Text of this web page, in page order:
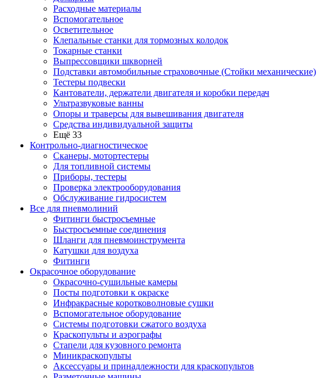
Расходные материалы
Вспомогательное
Осветительное
Клепальные станки для тормозных колодок
Токарные станки
Выпрессовщики шкворней
Подставки автомобильные страховочные (Стойки механические)
Тестеры подвески
Кантователи, держатели двигателя и коробки передач
Ультразвуковые ванны
Опоры и траверсы для вывешивания двигателя
Средства индивидуальной защиты
Ещё 33
Контрольно-диагностическое
Сканеры, мотортестеры
Для топливной системы
Приборы, тестеры
Проверка электрооборудования
Обслуживание гидросистем
Все для пневмолиний
Фитинги быстросъемные
Быстросъемные соединения
Шланги для пневмоинструмента
Катушки для воздуха
Фитинги
Окрасочное оборудование
Окрасочно-сушильные камеры
Посты подготовки к окраске
Инфракрасные коротковолновые сушки
Вспомогательное оборудование
Системы подготовки сжатого воздуха
Краскопульты и аэрографы
Стапели для кузовного ремонта
Миникраскопульты
Аксессуары и принадлежности для краскопультов